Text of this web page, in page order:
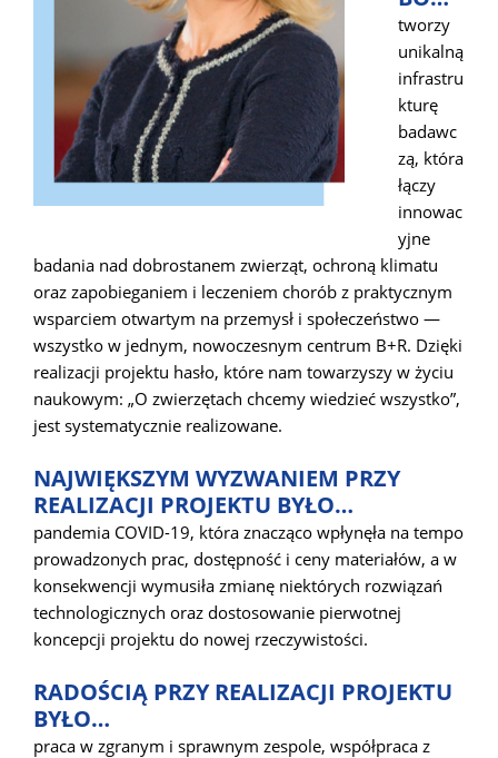
tworzy
unikalną
infrastru
kturę
badawc
zą, która
łączy
innowac
yjne
badania nad dobrostanem zwierząt, ochroną klimatu
oraz zapobieganiem i leczeniem chorób z praktycznym
wsparciem otwartym na przemysł i społeczeństwo —
wszystko w jednym, nowoczesnym centrum B+R. Dzięki
realizacji projektu hasło, które nam towarzyszy w życiu
naukowym: „O zwierzętach chcemy wiedzieć wszystko”,
jest systematycznie realizowane.
NAJWIĘKSZYM WYZWANIEM PRZY
REALIZACJI PROJEKTU BYŁO…
pandemia COVID-19, która znacząco wpłynęła na tempo
prowadzonych prac, dostępność i ceny materiałów, a w
konsekwencji wymusiła zmianę niektórych rozwiązań
technologicznych oraz dostosowanie pierwotnej
koncepcji projektu do nowej rzeczywistości.
RADOŚCIĄ PRZY REALIZACJI PROJEKTU
BYŁO…
praca w zgranym i sprawnym zespole, współpraca z